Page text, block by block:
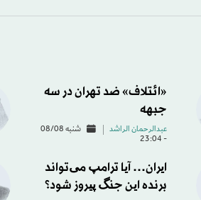
«ائتلاف» ضد تهران در سه
جبهه
عبدالرحمان الراشد
شنبه 08/08
- 23:04
ایران… آیا ترامپ می‌تواند
برنده این جنگ پیروز شود؟